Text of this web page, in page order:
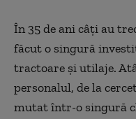
În 35 de ani câți au
făcut o singură
tractoare și utilaje.
personalul, de la
mutat într-o singură